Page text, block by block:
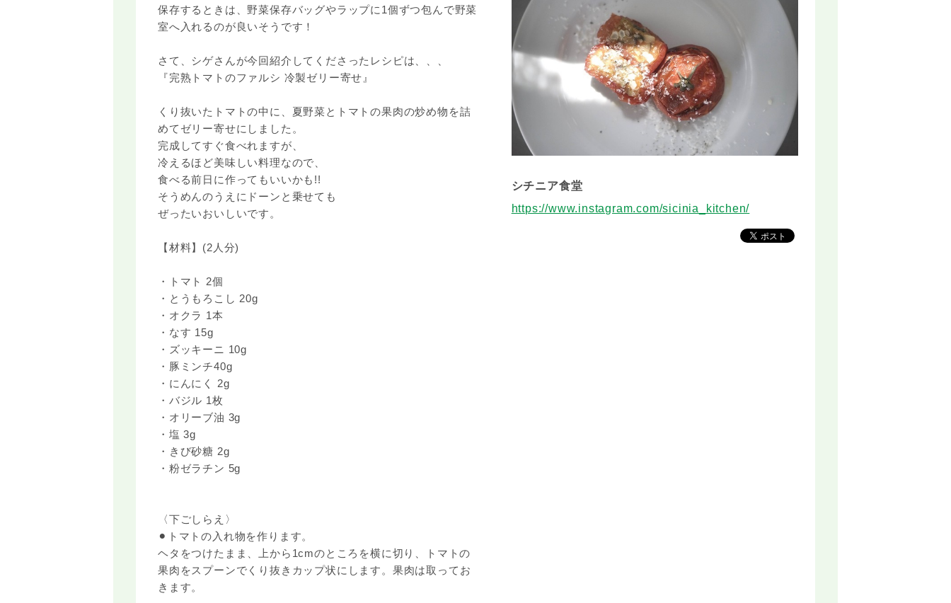
保存するときは、野菜保存バッグやラップに1個ずつ包んで野菜
室へ入れるのが良いそうです！
さて、シゲさんが今回紹介してくださったレシピは、、、
『完熟トマトのファルシ 冷製ゼリー寄せ』
くり抜いたトマトの中に、夏野菜とトマトの果肉の炒め物を詰
めてゼリー寄せにしました。
完成してすぐ食べれますが、
冷えるほど美味しい料理なので、
食べる前日に作ってもいいかも!!
そうめんのうえにドーンと乗せても
ぜったいおいしいです。
【材料】(2人分)
・トマト 2個
・とうもろこし 20g
・オクラ 1本
・なす 15g
・ズッキーニ 10g
・豚ミンチ40g
・にんにく 2g
・バジル 1枚
・オリーブ油 3g
・塩 3g
・きび砂糖 2g
・粉ゼラチン 5g
〈下ごしらえ〉
⚫︎トマトの入れ物を作ります。
ヘタをつけたまま、上から1cmのところを横に切り、トマトの
果肉をスプーンでくり抜きカップ状にします。果肉は取ってお
きます。
シチニア食堂
https://www.instagram.com/sicinia_kitchen/